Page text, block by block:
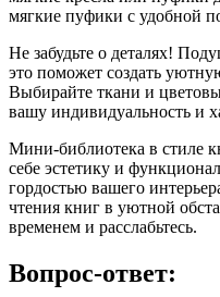
мягкие пуфики с удобной
Не забудьте о деталях!
это поможет создать
Выбирайте ткани и
вашу индивидуальность и
Мини-библиотека в стиле
себе эстетику и
гордостью вашего
чтения книг в уютной
временем и расслабьтесь.
Вопрос-ответ: